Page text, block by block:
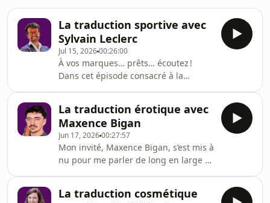
La traduction sportive avec
Sylvain Leclerc
Jul 15, 202600:26:00
À vos marques… prêts… écoutez !
Dans cet épisode consacré à la
traducteur aux Jeux Olympiques.
Habitué aux sprints de traduction, il
est rapide sur ses patins et vise
toujours juste avec ses réponses.« Le
fait de faire partie d&#39;une équipe
d&#39;une quarantaine de
personnes, qui vient d&#39;une
La traduction érotique avec
Maxence Bigan
Jun 17, 202600:27:57
Mon invité, Maxence Bigan, s’est mis à
nu pour me parler de long en large et
Comment faire jaillir les idées quand
La traduction cosmétique